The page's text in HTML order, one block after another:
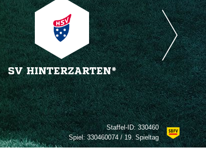
SV HINTERZARTEN*
Staffel-ID:330460
Spiel:330460074 / 19. Spieltag